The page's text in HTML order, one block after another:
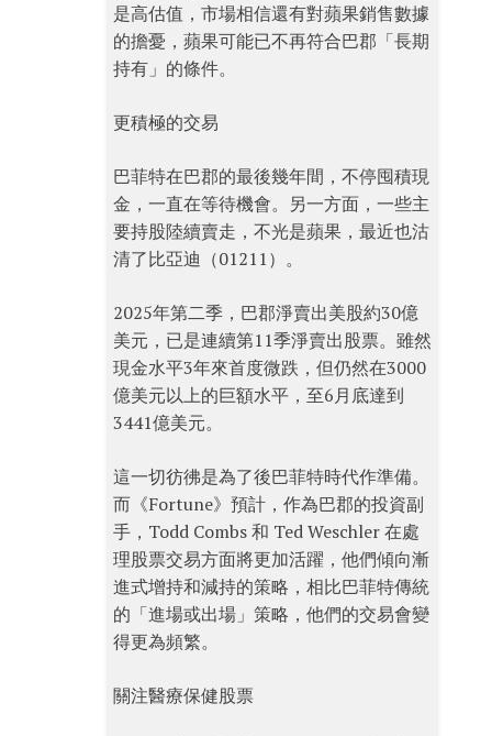
是高估值，市場相信還有對蘋果銷售數據
的擔憂，蘋果可能已不再符合巴郡「長期
持有」的條件。
更積極的交易
巴菲特在巴郡的最後幾年間，不停囤積現
金，一直在等待機會。另一方面，一些主
要持股陸續賣走，不光是蘋果，最近也沽
清了比亞迪（01211）。
2025年第二季，巴郡淨賣出美股約30億
美元，已是連續第11季淨賣出股票。雖然
現金水平3年來首度微跌，但仍然在3000
億美元以上的巨額水平，至6月底達到
3441億美元。
這一切彷彿是為了後巴菲特時代作準備。
而《Fortune》預計，作為巴郡的投資副
手，Todd Combs 和 Ted Weschler 在處
理股票交易方面將更加活躍，他們傾向漸
進式增持和減持的策略，相比巴菲特傳統
的「進場或出場」策略，他們的交易會變
得更為頻繁。
關注醫療保健股票